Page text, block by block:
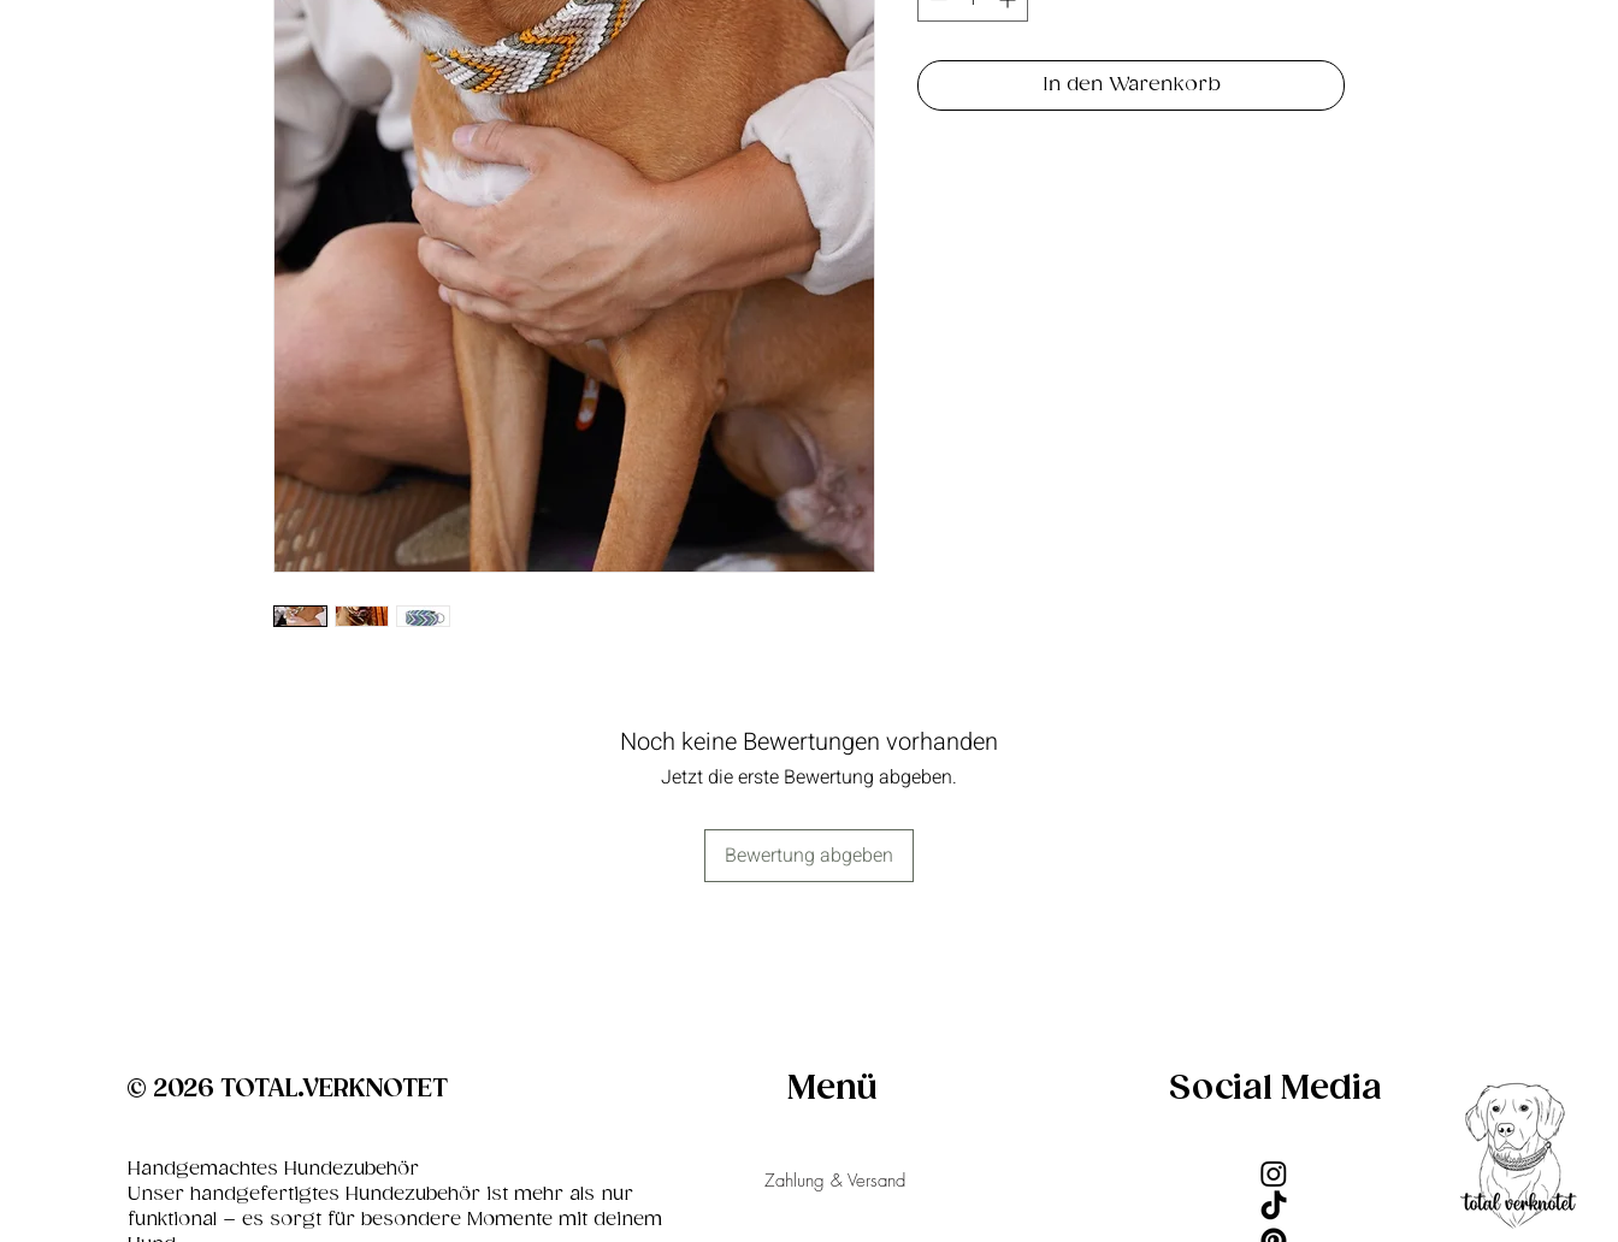
In den Warenkorb
Noch keine Bewertungen vorhanden
Jetzt die erste Bewertung abgeben.
Bewertung abgeben
© 2026 TOTAL.VERKNOTET
Handgemachtes Hundezubehör
Unser handgefertigtes Hundezubehör ist mehr als nur
funktional – es sorgt für besondere Momente mit deinem
Menü
Zahlung & Versand
Social Media